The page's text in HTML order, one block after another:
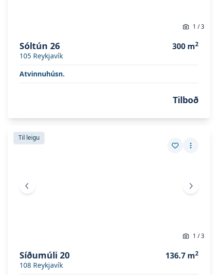
1 /3
Sóltún 26
105 Reykjavík
300 m2
Atvinnuhúsn.
Tilboð
Skoða eignina
Til leigu
Vista eign
Fleiri
Skoða eignina
Fyrri mynd Næsta
1 /3
Síðumúli 20
108 Reykjavík
136.7 m2